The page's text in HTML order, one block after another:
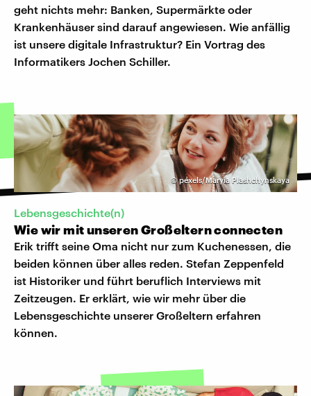
geht nichts mehr: Banken, Supermärkte oder
Krankenhäuser sind darauf angewiesen. Wie anfällig
ist unsere digitale Infrastruktur? Ein Vortrag des
Informatikers Jochen Schiller.
©pexels/Maryia Plashchynskaya
Lebensgeschichte(n)
Wie wir mit unseren Großeltern connecten
Erik trifft seine Oma nicht nur zum Kuchenessen, die
beiden können über alles reden. Stefan Zeppenfeld
ist Historiker und führt beruflich Interviews mit
Zeitzeugen. Er erklärt, wie wir mehr über die
Lebensgeschichte unserer Großeltern erfahren
können.